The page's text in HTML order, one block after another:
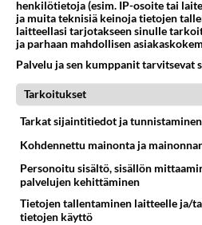
välipalana koulun
iltapalana koko
Herkullisimmillaan
jäähtyneinä!
perusruoka.
Pinaattikeitto on
nopea ja helppo arkiruoka.
Valmista rautainen
vitamiinipommi
pakastetusta pinaatista!
henkilötietoja (esim. IP-osoite tai
ja muita teknisiä keinoja tietojen
laitteellasi tarjotakseen sinulle
ja parhaan mahdollisen
Palvelu ja sen kumppanit tarvitsevat
Tarkoitukset
Tarkat sijaintitiedot ja
Kohdennettu mainonta ja
Personoitu sisältö, sisällön
palvelujen kehittäminen
Tietojen tallentaminen laitteelle ja/
tietojen käyttö